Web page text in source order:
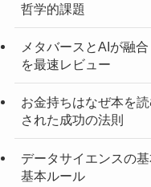
哲学的課題
メタバースとAIが融
を最速レビュー
お金持ちはなぜ本を
された成功の法則
データサイエンスの
基本ルール